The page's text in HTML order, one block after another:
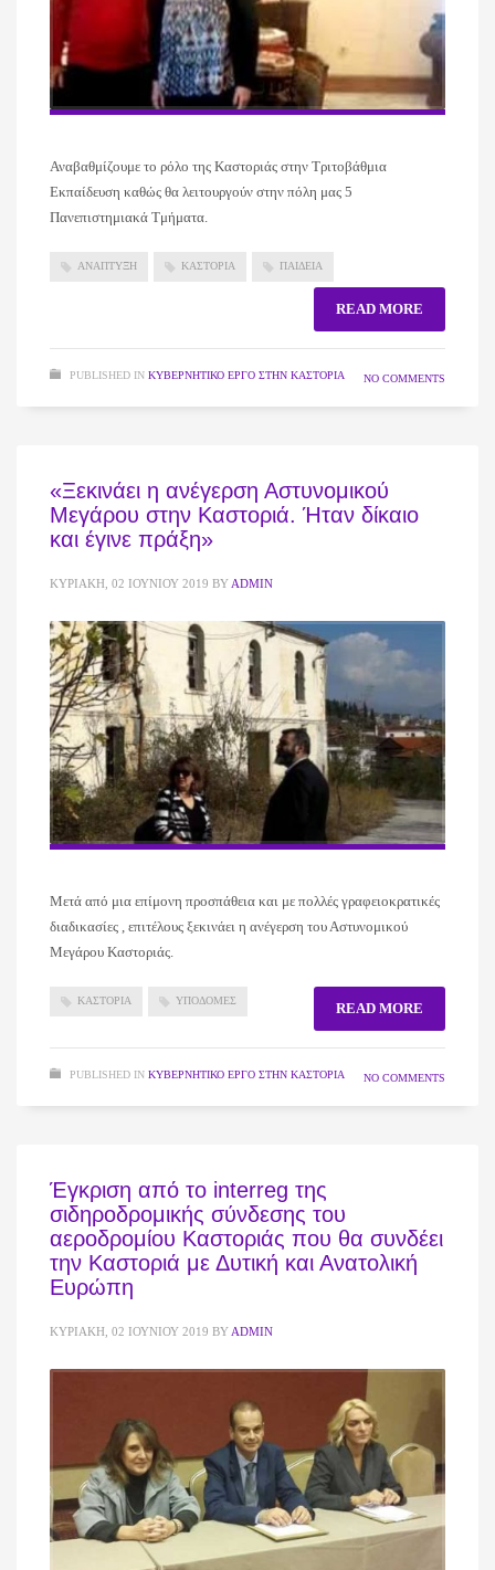
Αναβαθμίζουμε το ρόλο της Καστοριάς στην Τριτοβάθμια
Εκπαίδευση καθώς θα λειτουργούν στην πόλη μας 5
Πανεπιστημιακά Τμήματα.
ΑΝΑΠΤΥΞΗ ΚΑΣΤΟΡΙΑ ΠΑΙΔΕΙΑ
READ MORE
PUBLISHED IN ΚΥΒΕΡΝΗΤΙΚΌ ΈΡΓΟ ΣΤΗΝ ΚΑΣΤΟΡΙΆ NO COMMENTS
«Ξεκινάει η ανέγερση Αστυνομικού
Μεγάρου στην Καστοριά. Ήταν δίκαιο
και έγινε πράξη»
ΚΥΡΙΑΚΉ, 02 ΙΟΥΝΊΟΥ 2019 BY ADMIN
Μετά από μια επίμονη προσπάθεια και με πολλές γραφειοκρατικές
διαδικασίες , επιτέλους ξεκινάει η ανέγερση του Αστυνομικού
Μεγάρου Καστοριάς.
ΚΑΣΤΟΡΙΑ ΥΠΟΔΟΜΕΣ READ MORE
PUBLISHED IN ΚΥΒΕΡΝΗΤΙΚΌ ΈΡΓΟ ΣΤΗΝ ΚΑΣΤΟΡΙΆ NO COMMENTS
Έγκριση από το interreg της
σιδηροδρομικής σύνδεσης του
αεροδρομίου Καστοριάς που θα συνδέει
την Καστοριά με Δυτική και Ανατολική
Ευρώπη
ΚΥΡΙΑΚΉ, 02 ΙΟΥΝΊΟΥ 2019 BY ADMIN